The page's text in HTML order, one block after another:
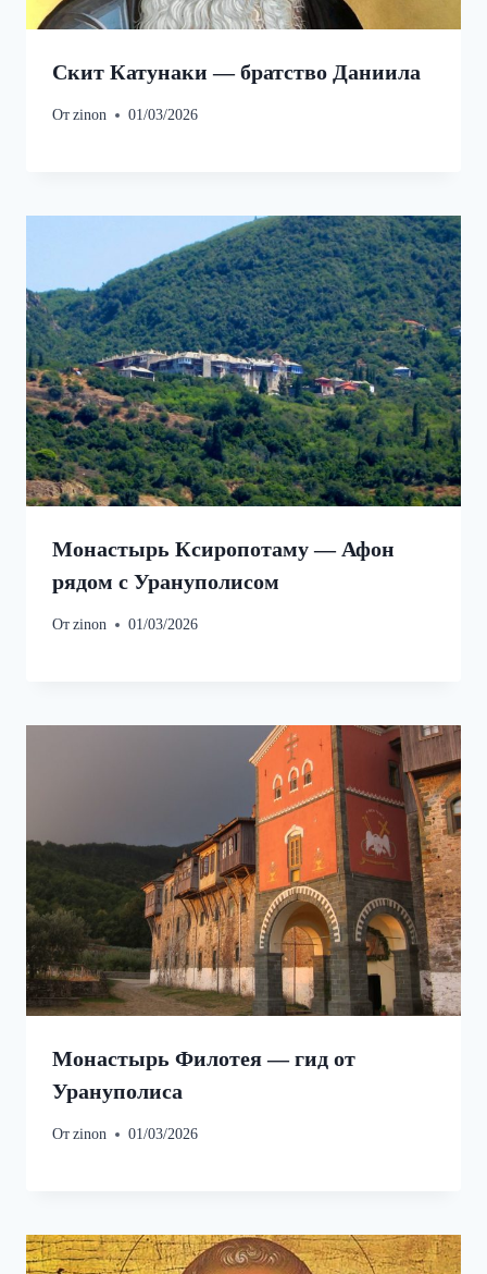
Скит Катунаки — братство Даниила
Отzinon 01/03/2026
Монастырь Ксиропотаму — Афон
рядом с Урануполисом
Отzinon 01/03/2026
Монастырь Филотея — гид от
Урануполиса
Отzinon 01/03/2026